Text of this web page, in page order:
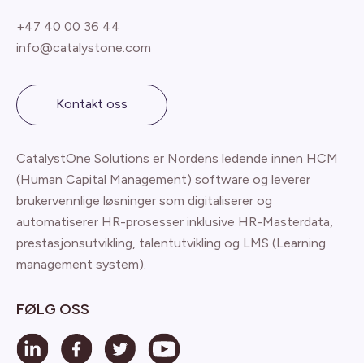
+47 40 00 36 44
info@catalystone.com
Kontakt oss
CatalystOne Solutions er Nordens ledende innen HCM
(Human Capital Management) software og leverer
brukervennlige løsninger som digitaliserer og
automatiserer HR-prosesser inklusive HR-Masterdata,
prestasjonsutvikling, talentutvikling og LMS (Learning
management system).
FØLG OSS